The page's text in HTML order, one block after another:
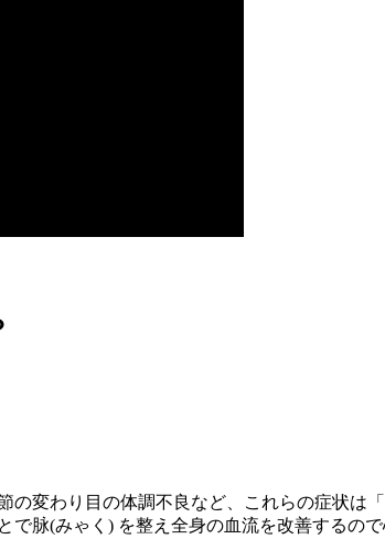
の変わり目の体調不良など、これらの症状
脉(みゃく) を整え全身の血流を改善するので